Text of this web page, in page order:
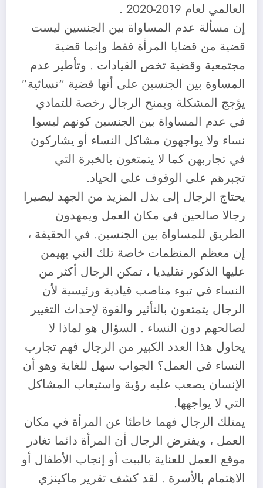
العالمي لعام 2019-2020 .
إن مسألة عدم المساواة بين الجنسين ليست
قضية من قضايا المرأة فقط وإنما قضية
مجتمعية وقضية تخص القيادات . وتأطير عدم
المساوة بين الجنسين على أنها قضية “نسائية”
يؤجج المشكلة ويمنح الرجال رخصة للتمادي
في عدم المساواة بين الجنسين كونهم ليسوا
نساء ولا يواجهون مشاكل النساء أو يشاركون
في تجاربهن كما لا يتمتعون بالخبرة التي
تجبرهم على الوقوف على الحياد.
يحتاج الرجال إلى بذل المزيد من الجهد ليصيرا
رجالا صالحين في مكان العمل ويمهدون
الطريق للمساواة بين الجنسين. في الحقيقة ،
إن معظم المنظمات خاصة تلك التي يهيمن
عليها الذكور تقليديا ، تمكن الرجال أكثر من
النساء في تبوء مناصب قيادية ورئيسية لأن
الرجال يتمتعون بالتأثير والقوة لإحداث التغيير
لصالحهم دون النساء . السؤال هو لماذا لا
يحاول هذا العدد الكبير من الرجال فهم تجارب
النساء في العمل؟ الجواب سهل للغاية وهو أن
الإنسان يصعب عليه رؤية واستيعاب المشاكل
التي لا يواجهها.
يمتلك الرجال فهما خاطئا عن المرأة في مكان
العمل ، ويفترض الرجال أن المرأة دائما تغادر
موقع العمل للعناية بالبيت أو إنجاب الأطفال أو
الاهتمام بالأسرة . لقد كشف تقرير ماكينزي